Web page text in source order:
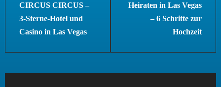
Post
CIRCUS CIRCUS –
3-Sterne-Hotel und
Casino in Las Vegas
Post
Heiraten in Las Vegas
– 6 Schritte zur
Hochzeit